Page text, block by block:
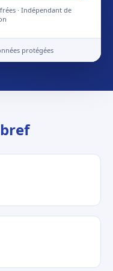
· Indépendant de
protégées